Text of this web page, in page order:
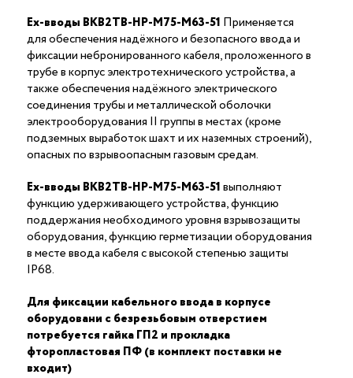
Ex-вводы ВКВ2ТВ-НР-М75-М63-51 Применяется
для обеспечения надёжного и безопасного ввода и
фиксации небронированного кабеля, проложенного в
трубе в корпус электротехнического устройства, а
также обеспечения надёжного электрического
соединения трубы и металлической оболочки
электрооборудования II группы в местах (кроме
подземных выработок шахт и их наземных строений),
опасных по взрывоопасным газовым средам.
Ex-вводы ВКВ2ТВ-НР-М75-М63-51выполняют
функцию удерживающего устройства, функцию
поддержания необходимого уровня взрывозащиты
оборудования, функцию герметизации оборудования
в месте ввода кабеля с высокой степенью защиты
IP68.
Для фиксации кабельного ввода в корпусе
оборудовани с безрезьбовым отверстием
потребуется гайка ГП2 и прокладка
фторопластовая ПФ (в комплект поставки не
входит)